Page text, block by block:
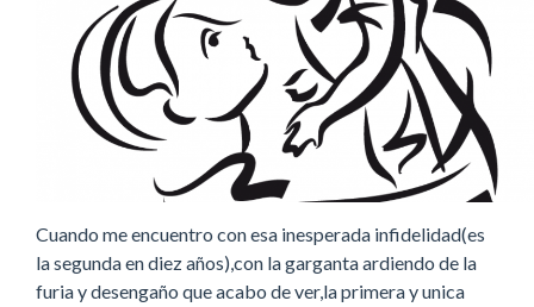
Cuando me encuentro con esa inesperada infidelidad(es
la segunda en diez años),con la garganta ardiendo de la
furia y desengaño que acabo de ver,la primera y unica